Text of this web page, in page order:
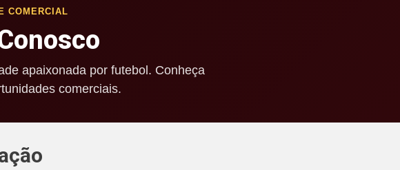
COMERCIAL
apaixonada por futebol. Conheça
comerciais.